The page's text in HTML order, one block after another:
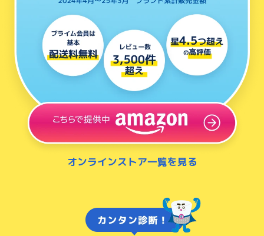
オンラインストア一覧を見る